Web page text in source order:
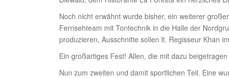
Noch nicht erwähnt wurde bisher, ein weiterer
Fernsehteam mit Tontechnik in die Halle der
produzieren, Ausschnitte sollen lt. Regisseur Khan
Ein großartiges Fest! Allen, die mit dazu
Nun zum zweiten und damit sportlichen Teil. Eine